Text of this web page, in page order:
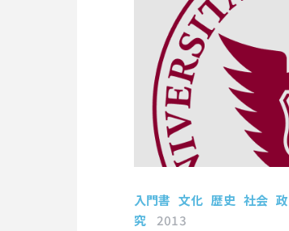
入門書 文化 歴史 社会
究
2013